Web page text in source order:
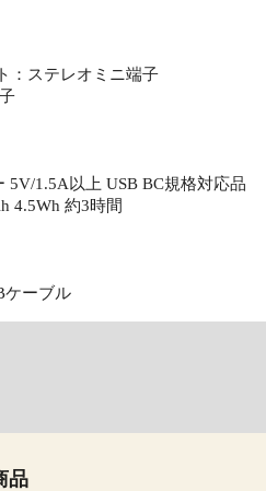
：ステレオミニ端子
5V/1.5A以上 USB BC規格対応品
4.5Wh 約3時間
ケーブル
品